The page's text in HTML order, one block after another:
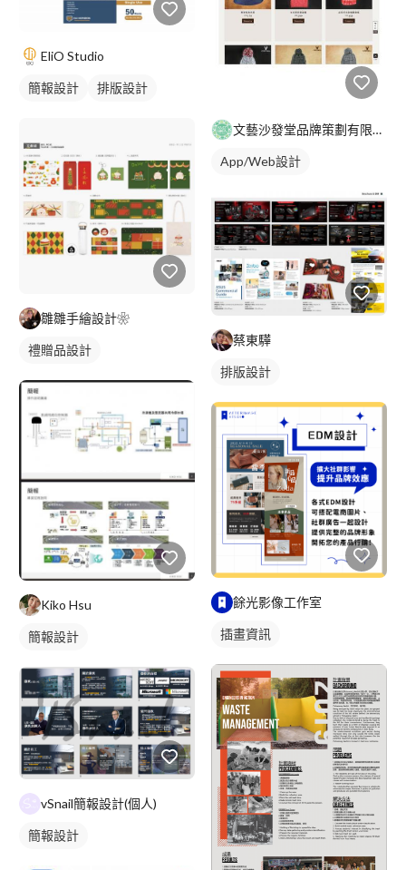
EliO Studio
簡報設計 排版設計
雛雛手繪設計❀
禮贈品設計
Kiko Hsu
簡報設計
vSnail簡報設計(個人)
簡報設計
文藝沙發堂品牌策劃有限公司
App/Web設計
蔡東驊
排版設計
餘光影像工作室
插畫資訊